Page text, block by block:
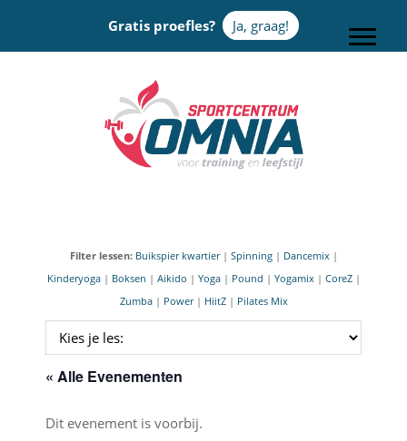
Gratis proefles? Ja, graag!
Filter lessen: Buikspier kwartier| Spinning| Dancemix|
Kinderyoga| Boksen | Aikido | Yoga| Pound | Yogamix| CoreZ|
Zumba| Power| HiitZ| Pilates Mix
« Alle Evenementen
Dit evenement is voorbij.